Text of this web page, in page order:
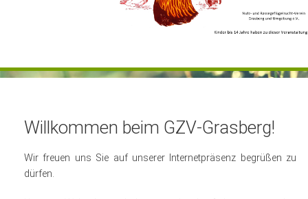
Willkommen beim GZV-Grasberg!
Wir freuen uns Sie auf unserer Internetpräsenz begrüßen zu
dürfen.